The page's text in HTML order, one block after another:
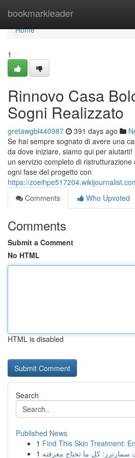
bookmarkleader
Home
Home
1
Rinnovo Casa
Sogni Realizzato
gretawgbl440987 391 days ago
Se hai sempre sognato di avere una
da dove iniziare, siamo qui per
un servizio completo di
ogni fase del progetto con
https://
Comments
Who Upvoted
Comments
Submit a Comment
No HTML
HTML is disabled
Search
Published News
1 Find This Skin Treatment:
1 سمارترز: كل ما تحتاج معرفته